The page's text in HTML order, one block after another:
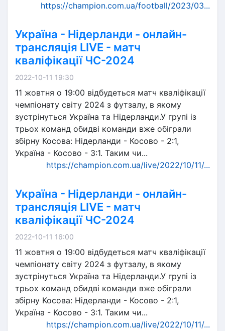
https://champion.com.ua/football/2023/03...
Україна - Нідерланди - онлайн-
трансляція LIVE - матч
кваліфікації ЧС-2024
2022-10-11 19:30
11 жовтня о 19:00 відбудеться матч кваліфікації
чемпіонату світу 2024 з футзалу, в якому
зустрінуться Україна та Нідерланди.У групі із
трьох команд обидві команди вже обіграли
збірну Косова: Нідерланди - Косово - 2:1,
Україна - Косово - 3:1. Таким чи...
https://champion.com.ua/live/2022/10/11/...
Україна - Нідерланди - онлайн-
трансляція LIVE - матч
кваліфікації ЧС-2024
2022-10-11 16:00
11 жовтня о 19:00 відбудеться матч кваліфікації
чемпіонату світу 2024 з футзалу, в якому
зустрінуться Україна та Нідерланди.У групі із
трьох команд обидві команди вже обіграли
збірну Косова: Нідерланди - Косово - 2:1,
Україна - Косово - 3:1. Таким чи...
https://champion.com.ua/live/2022/10/11/...